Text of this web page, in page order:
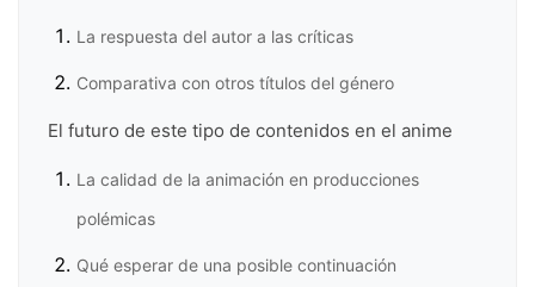
La respuesta del autor a las críticas
Comparativa con otros títulos del género
El futuro de este tipo de contenidos en el anime
La calidad de la animación en producciones
polémicas
Qué esperar de una posible continuación